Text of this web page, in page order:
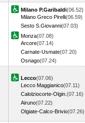
Milano P.Garibaldi(06.52)
Milano Greco Pirelli(06.59)
Sesto S.Giovanni(07.03)
Monza(07.08)
Arcore(07.14)
Carnate-Usmate(07.20)
Osnago(07.24)
Lecco(07.06)
Lecco Maggianico(07.11)
Calolziocorte-Olgin. (07.16)
Airuno(07.22)
Olgiate-Calco-Brivio(07.26)